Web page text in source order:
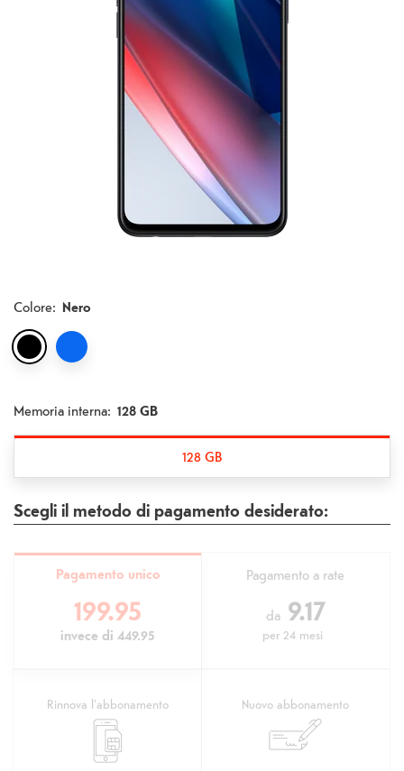
Colore: Nero
Memoria interna: 128 GB
128 GB
Scegli il metodo di pagamento desiderato:
Pagamento unico
199.95
invece di 449.95
Pagamento a rate
da 9.17
per24 mesi
Rinnova l'abbonamento Nuovo abbonamento